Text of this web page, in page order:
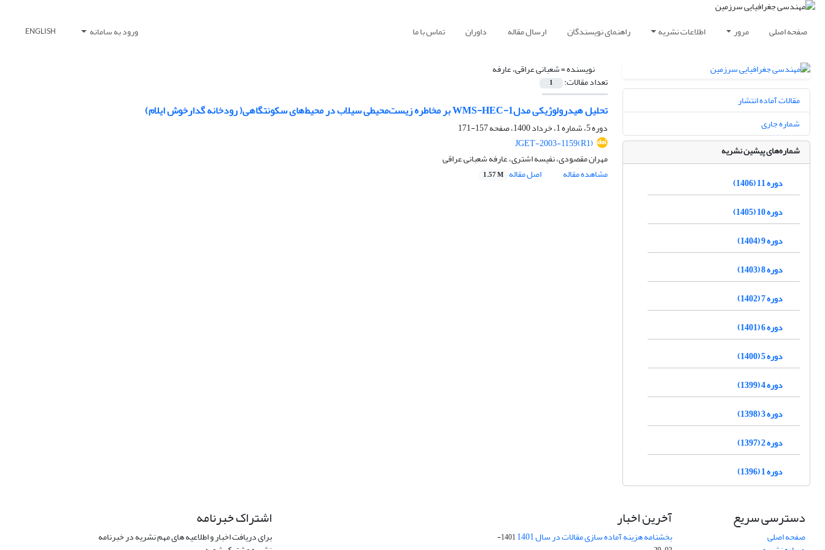
صفحه اصلی مرور اطلاعات نشریه راهنمای نویسندگان ارسال مقاله داوران تماس با ما ورود به سامانه ENGLISH
نویسنده =شعبانی عراقی، عارفه
تعداد مقالات: 1
تحلیل هیدرولوژیکی مدلWMS-HEC-1 بر مخاطره زیست‌محیطی سیلاب در محیط‌های سکونتگاهی( رودخانه گدار‌خوش ایلام)
دوره 5، شماره 1، خرداد 1400، صفحه
157-171
JGET-2003-1159(R1)
مهران مقصودی، نفیسه اشتری، عارفه شعبانی عراقی
مشاهده مقاله
اصل مقاله 1.57 M
مقالات آماده انتشار
شماره جاری
شماره‌های پیشین نشریه
دوره 11 (1406)
دوره 10 (1405)
دوره 9 (1404)
دوره 8 (1403)
دوره 7 (1402)
دوره 6 (1401)
دوره 5 (1400)
دوره 4 (1399)
دوره 3 (1398)
دوره 2 (1397)
دوره 1 (1396)
دسترسی سریع
صفحه اصلی
آخرین اخبار
بخشنامه هزینه آماده سازی مقالات در سال 1401
1401-
اشتراک خبرنامه
برای دریافت اخبار و اطلاعیه های مهم نشریه در خبرنامه